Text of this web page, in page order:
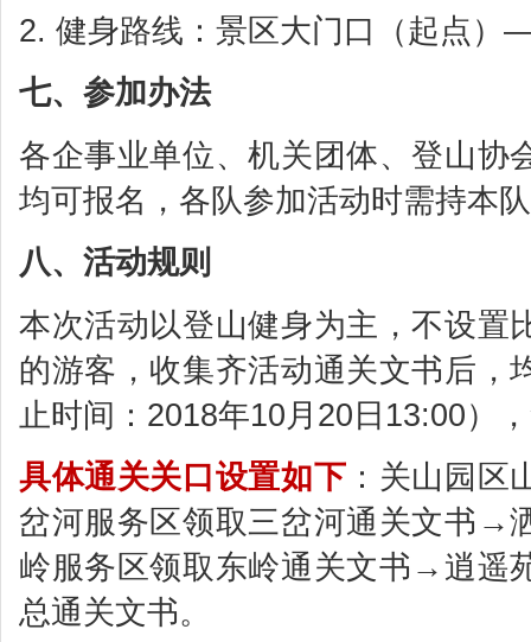
2. 健身路线：景区大门口（起点
七、参加办法
各企事业单位、机关团体、登山协
均可报名，各队参加活动时需持本
八、活动规则
本次活动以登山健身为主，不设置
的游客，收集齐活动通关文书后，
止时间：2018年10月20日13:00）
具体通关关口设置如下 ：关山园
岔河服务区领取三岔河通关文书→
岭服务区领取东岭通关文书→逍遥
总通关文书。